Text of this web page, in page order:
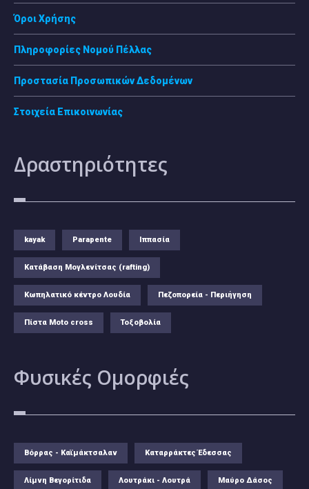
Όροι Χρήσης
Πληροφορίες Νομού Πέλλας
Προστασία Προσωπικών Δεδομένων
Στοιχεία Επικοινωνίας
Δραστηριότητες
kayak Parapente Ιππασία
Κατάβαση Μογλενίτσας (rafting)
Κωπηλατικό κέντρο Λουδία Πεζοπορεία - Περιήγηση
Πίστα Moto cross Τοξοβολία
Φυσικές Ομορφιές
Βόρρας - Καϊμάκτσαλαν Καταρράκτες Έδεσσας
Λίμνη Βεγορίτιδα Λουτράκι - Λουτρά Μαύρο Δάσος